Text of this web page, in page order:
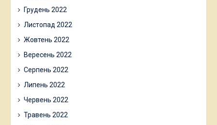
Грудень 2022
Листопад 2022
Жовтень 2022
Вересень 2022
Серпень 2022
Липень 2022
Червень 2022
Травень 2022